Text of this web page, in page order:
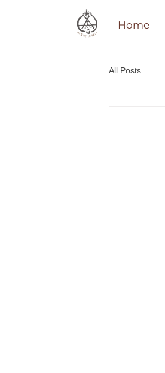
Home
All Posts